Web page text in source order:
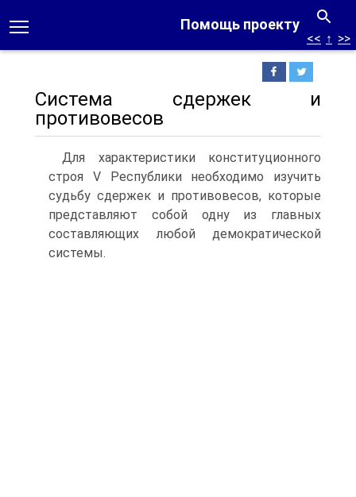
Помощь проекту
<< ↑ >>
Система сдержек и
противовесов
Для характеристики конституционного
строя V Республики необходимо изучить
судьбу сдержек и противовесов, которые
представляют собой одну из главных
составляющих любой демократической
системы.